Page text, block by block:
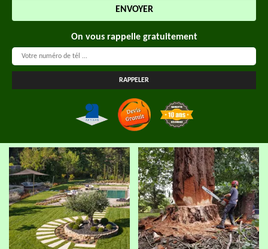
On vous rappelle gratuitement